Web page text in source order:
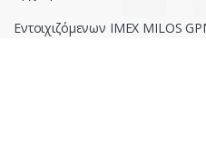
Εντοιχιζόμενων IMEX MILOS